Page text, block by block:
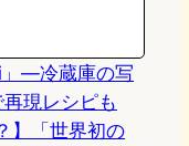
―冷蔵庫の写
現レシピも
】「世界初の